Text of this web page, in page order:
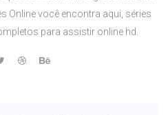
Online você encontra aqui, séries
para assistir online hd.